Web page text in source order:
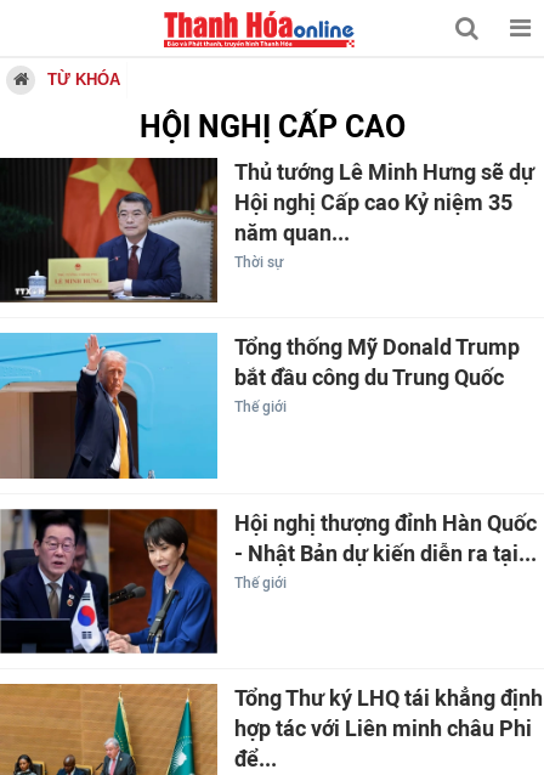
TỪ KHÓA
HỘI NGHỊ CẤP CAO
Thủ tướng Lê Minh Hưng sẽ dự
Hội nghị Cấp cao Kỷ niệm 35
năm quan...
Thời sự
Tổng thống Mỹ Donald Trump
bắt đầu công du Trung Quốc
Thế giới
Hội nghị thượng đỉnh Hàn Quốc
- Nhật Bản dự kiến diễn ra tại...
Thế giới
Tổng Thư ký LHQ tái khẳng định
hợp tác với Liên minh châu Phi
để...